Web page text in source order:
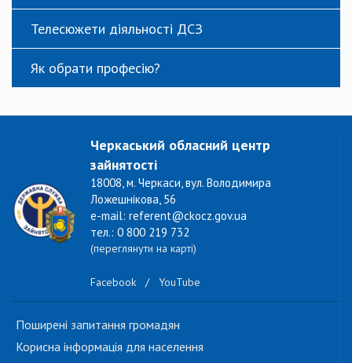
Телесюжети діяльності ДСЗ
Як обрати професію?
Черкаський обласний центр
зайнятості
18008, м. Черкаси, вул. Володимира
Ложешнікова, 56
e-mail: referent@ckocz.gov.ua
тел.: 0 800 219 732
(переглянути на карті)
Facebook / YouTube
Поширені запитання громадян
Корисна інформація для населення